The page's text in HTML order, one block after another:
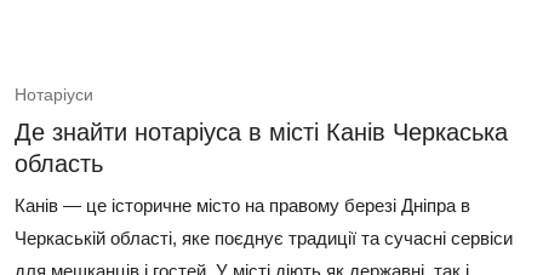
Нотаріуси
Де знайти нотаріуса в місті Канів Черкаська
область
Канів — це історичне місто на правому березі Дніпра в
Черкаській області, яке поєднує традиції та сучасні сервіси
для мешканців і гостей. У місті діють як державні, так і